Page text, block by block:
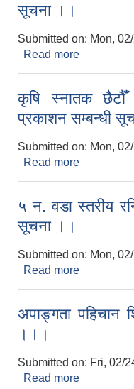
सूचना ।।
Submitted on: Mon,
Read more
कृषि स्नातक छैटौँ
प्रकाशन सम्बन्धी
Submitted on: Mon,
Read more
५ न‌. वडा स्तरीय
सूचना ।।
Submitted on: Mon,
Read more
अपाङ्गता पहिचान
।।।
Submitted on: Fri, 02/
Read more